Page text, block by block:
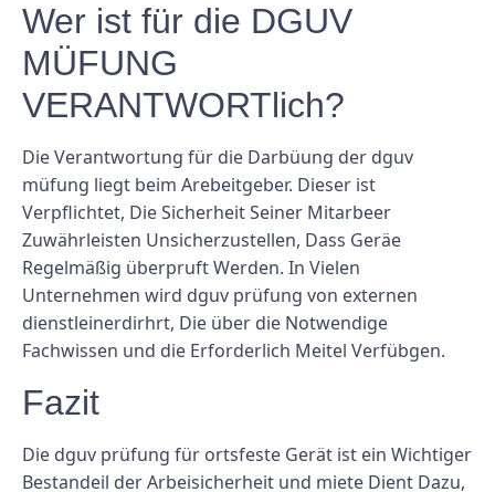
Wer ist für die DGUV
MÜFUNG
VERANTWORTlich?
Die Verantwortung für die Darbüung der dguv
müfung liegt beim Arebeitgeber. Dieser ist
Verpflichtet, Die Sicherheit Seiner Mitarbeer
Zuwährleisten Unsicherzustellen, Dass Geräe
Regelmäßig überpruft Werden. In Vielen
Unternehmen wird dguv prüfung von externen
dienstleinerdirhrt, Die über die Notwendige
Fachwissen und die Erforderlich Meitel Verfübgen.
Fazit
Die dguv prüfung für ortsfeste Gerät ist ein Wichtiger
Bestandeil der Arbeisicherheit und miete Dient Dazu,